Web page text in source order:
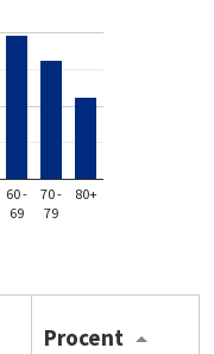
60 -
69
70 -
79
80+
Procent